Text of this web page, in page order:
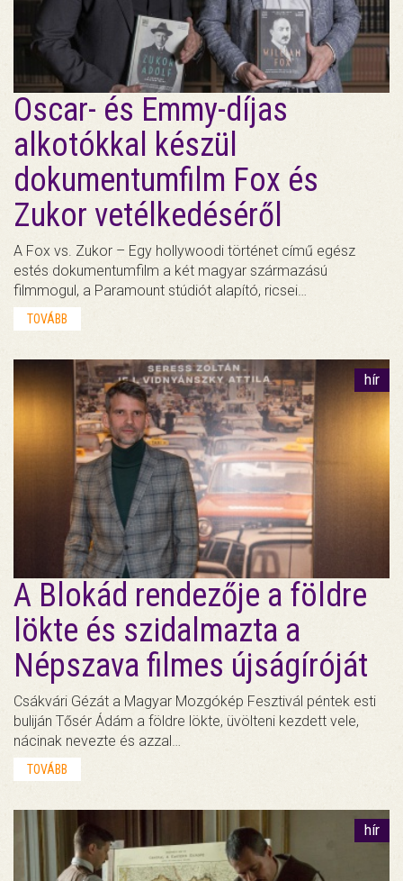
Oscar- és Emmy-díjas
alkotókkal készül
dokumentumfilm Fox és
Zukor vetélkedéséről
A Fox vs. Zukor – Egy hollywoodi történet című egész
estés dokumentumfilm a két magyar származású
filmmogul, a Paramount stúdiót alapító, ricsei…
TOVÁBB
hír
A Blokád rendezője a földre
lökte és szidalmazta a
Népszava filmes újságíróját
Csákvári Gézát a Magyar Mozgókép Fesztivál péntek esti
buliján Tősér Ádám a földre lökte, üvölteni kezdett vele,
nácinak nevezte és azzal…
TOVÁBB
hír